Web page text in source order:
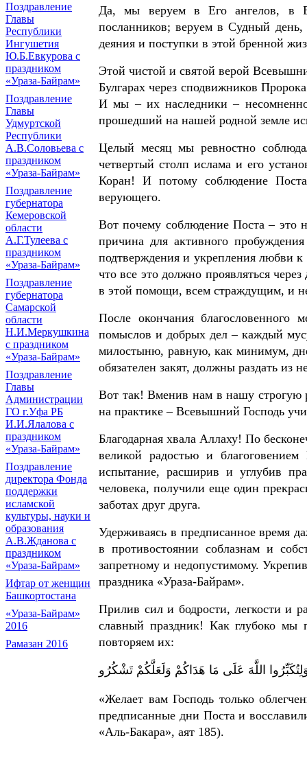
Поздравление
Главы
Республики
Ингушетия
Ю.Б.Евкурова с
праздником
«Ураза-Байрам»
Поздравление
Главы
Удмуртской
Республики
А.В.Соловьева с
праздником
«Ураза-Байрам»
Поздравление
губернатора
Кемеровской
области
А.Г.Тулеева с
праздником
«Ураза-Байрам»
Поздравление
губернатора
Самарской
области
Н.И.Меркушкина
с праздником
«Ураза-Байрам»
Поздравление
Главы
Администрации
ГО г.Уфа РБ
И.И.Ялалова с
праздником
«Ураза-Байрам»
Поздравление
директора Фонда
поддержки
исламской
культуры, науки и
образования
А.В.Жданова с
праздником
«Ураза-Байрам»
Ифтар от женщин
Башкортостана
«Ураза-Байрам»
2016
Рамазан 2016
Да, мы веруем в Его ангелов, в
посланников; веруем в Судный
деяния и поступки в этой бренной
Этой чистой и святой верой
Булгарах через сподвижников
И мы – их наследники –
прошедший на нашей родной земле
Целый месяц мы ревностно
четвертый столп ислама и его
Коран! И потому соблюдение
верующего.
Вот почему соблюдение Поста – это
причина для активного
подтверждения и укрепления любви
что все это должно проявляться
в этой помощи, всем страждущим, и
После окончания благословенного
помыслов и добрых дел – каждый
милостыню, равную, как минимум,
обязателен закят, должны раздать
Вот так! Вменив нам в нашу строгую
на практике – Всевышний Господь
Благодарная хвала Аллаху! По
великой радостью и
испытание, расширив и углубив
человека, получили еще один
заботах друг друга.
Удерживаясь в предписанное время
в противостоянии соблазнам и
запретному и недопустимому.
праздника «Ураза-Байрам».
Прилив сил и бодрости, легкости и
славный праздник! Как глубоко мы
повторяем их:
اللَّهَ عَلَى مَا هَدَاكُمْ وَلَعَلَّكُمْ تَشْكُرُو
«Желает вам Господь только
предписанные дни Поста и
«Аль-Бакара», аят 185).